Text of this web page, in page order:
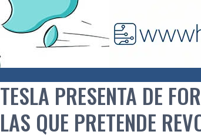
TESLA PRESENTA DE
LAS QUE PRETENDE